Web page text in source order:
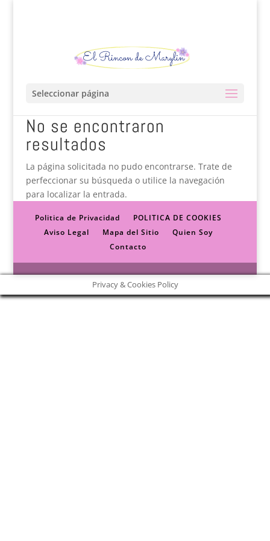
Seleccionar página
No se encontraron
resultados
La página solicitada no pudo encontrarse. Trate de
perfeccionar su búsqueda o utilice la navegación
para localizar la entrada.
Politica de Privacidad
POLITICA DE COOKIES
Aviso Legal
Mapa del Sitio
Quien Soy
Contacto
Privacy & Cookies Policy